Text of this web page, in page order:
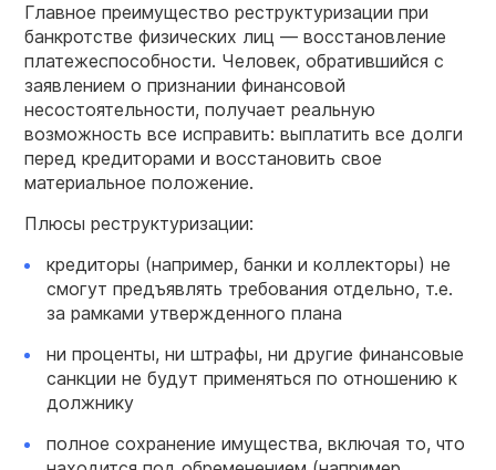
Главное преимущество реструктуризации при
банкротстве физических лиц — восстановление
платежеспособности. Человек, обратившийся с
заявлением о признании финансовой
несостоятельности, получает реальную
возможность все исправить: выплатить все долги
перед кредиторами и восстановить свое
материальное положение.
Плюсы реструктуризации:
кредиторы (например, банки и коллекторы) не
смогут предъявлять требования отдельно, т.е.
за рамками утвержденного плана
ни проценты, ни штрафы, ни другие финансовые
санкции не будут применяться по отношению к
должнику
полное сохранение имущества, включая то, что